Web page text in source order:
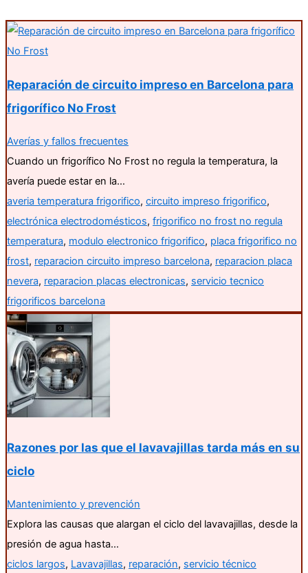
Reparación de circuito impreso en Barcelona para
frigorífico No Frost
Averías y fallos frecuentes
Cuando un frigorífico No Frost no regula la temperatura, la
avería puede estar en la…
averia temperatura frigorifico, circuito impreso frigorifico,
electrónica electrodomésticos, frigorifico no frost no regula
temperatura, modulo electronico frigorifico, placa frigorifico no
frost, reparacion circuito impreso barcelona, reparacion placa
nevera, reparacion placas electronicas, servicio tecnico
frigorificos barcelona
Razones por las que el lavavajillas tarda más en su
ciclo
Mantenimiento y prevención
Explora las causas que alargan el ciclo del lavavajillas, desde la
presión de agua hasta…
ciclos largos, Lavavajillas, reparación, servicio técnico